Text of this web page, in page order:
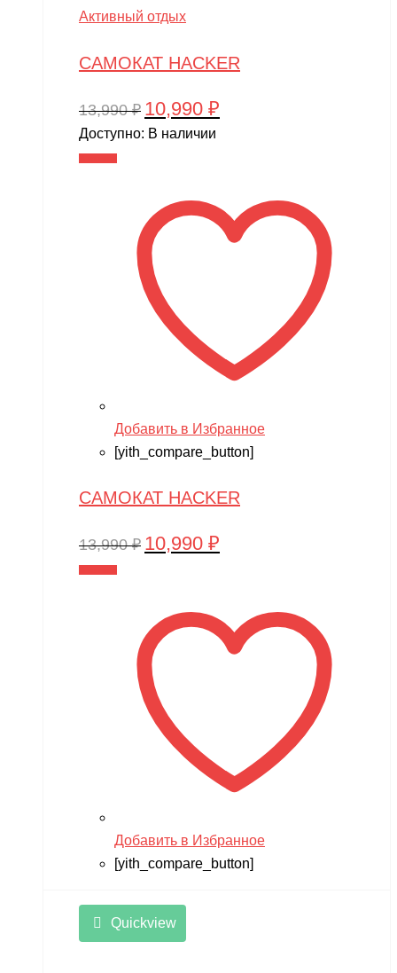
Активный отдых
САМОКАТ HACKER
13,990₽ Первоначальная
цена
10,990 ₽
Доступно: В наличии
Добавить в Избранное
[yith_compare_button]
САМОКАТ HACKER
13,990₽ Первоначальная
13,990 ₽.
10,990 ₽
Добавить в Избранное
[yith_compare_button]
Quickview